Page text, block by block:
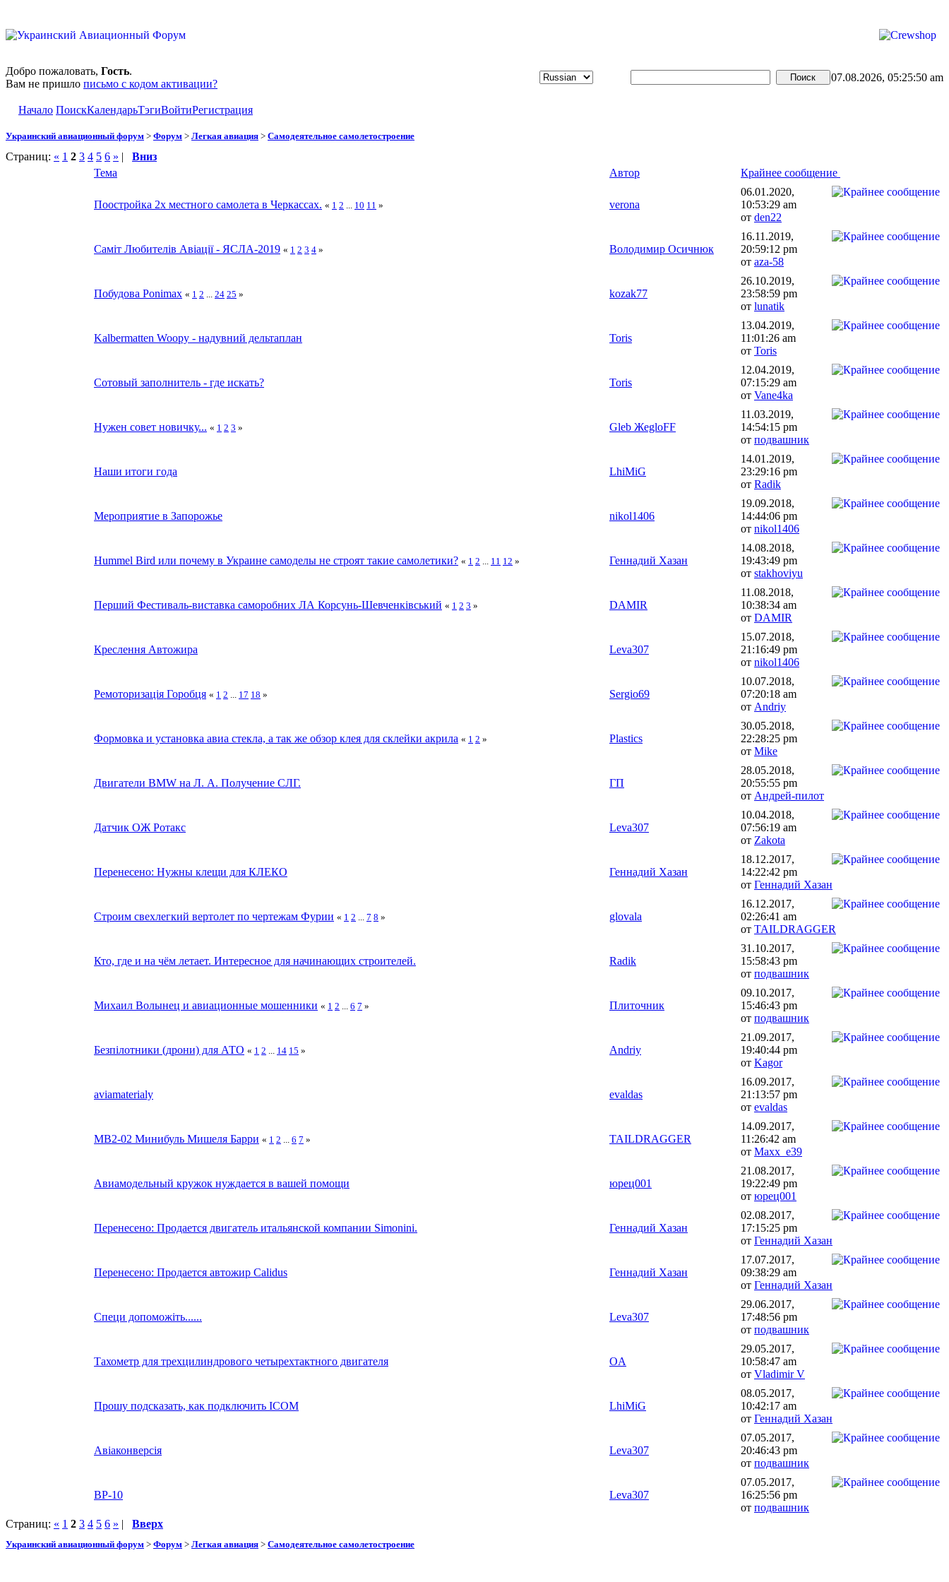
Добро пожаловать, Гость.
Вам не пришло письмо с кодом активации?
07.08.2026, 05:25:50 am
Начало ПоискКалендарьТэгиВойтиРегистрация
Украинский авиационный форум > Форум > Легкая авиация > Самодеятельное самолетостроение
Страниц: « 1 2 3 4 5 6 » | Вниз
Тема
Автор Крайнее сообщение
Поостройка 2х местного самолета в Черкассах. « 1 2 10 11 » verona
06.01.2020,
10:53:29 am
от den22
Саміт Любителів Авіації - ЯСЛА-2019 « 1 2 3 4 » Володимир Осичнюк
16.11.2019,
20:59:12 pm
от aza-58
Побудова Ponimax « 1 2 24 25 » kozak77
26.10.2019,
23:58:59 pm
от lunatik
Kalbermatten Woopy - надувний дельтаплан Toris
13.04.2019,
11:01:26 am
от Toris
Сотовый заполнитель - где искать? Toris
12.04.2019,
07:15:29 am
от Vane4ka
Нужен совет новичку... « 1 2 3 » Gleb ЖegloFF
11.03.2019,
14:54:15 pm
от подвашник
Наши итоги года LhiMiG
14.01.2019,
23:29:16 pm
от Radik
Мероприятие в Запорожье nikol1406
19.09.2018,
14:44:06 pm
от nikol1406
Hummel Bird или почему в Украине самоделы не строят такие самолетики? « 1 2 11 12 » Геннадий Хазан
14.08.2018,
19:43:49 pm
от stakhoviyu
Перший Фестиваль-виставка саморобних ЛА Корсунь-Шевченківський « 1 2 3 » DAMIR
11.08.2018,
10:38:34 am
от DAMIR
Креслення Автожира Leva307
15.07.2018,
21:16:49 pm
от nikol1406
Ремоторизація Горобця « 1 2 17 18 » Sergio69
10.07.2018,
07:20:18 am
от Andriy
Формовка и установка авиа стекла, а так же обзор клея для склейки акрила « 1 2 » Plastics
30.05.2018,
22:28:25 pm
от Mike
Двигатели BMW на Л. А. Получение СЛГ. ГП
28.05.2018,
20:55:55 pm
от Андрей-пилот
Датчик ОЖ Ротакс Leva307
10.04.2018,
07:56:19 am
от Zakota
Перенесено: Нужны клещи для КЛЕКО Геннадий Хазан
18.12.2017,
14:22:42 pm
от Геннадий Хазан
Строим свехлегкий вертолет по чертежам Фурии « 1 2 7 8 » glovala
16.12.2017,
02:26:41 am
от TAILDRAGGER
Кто, где и на чём летает. Интересное для начинающих строителей. Radik
31.10.2017,
15:58:43 pm
от подвашник
Михаил Волынец и авиационные мошенники « 1 2 6 7 » Плиточник
09.10.2017,
15:46:43 pm
от подвашник
Безпілотники (дрони) для АТО « 1 2 14 15 » Andriy
21.09.2017,
19:40:44 pm
от Kagor
aviamaterialy evaldas
16.09.2017,
21:13:57 pm
от evaldas
MB2-02 Минибуль Мишеля Барри « 1 2 6 7 » TAILDRAGGER
14.09.2017,
11:26:42 am
от Maxx_e39
Авиамодельный кружок нуждается в вашей помощи юрец001
21.08.2017,
19:22:49 pm
от юрец001
Перенесено: Продается двигатель итальянской компании Simonini. Геннадий Хазан
02.08.2017,
17:15:25 pm
от Геннадий Хазан
Перенесено: Продается автожир Calidus Геннадий Хазан
17.07.2017,
09:38:29 am
от Геннадий Хазан
Специ допоможіть...... Leva307
29.06.2017,
17:48:56 pm
от подвашник
Тахометр для трехцилиндрового четырехтактного двигателя OA
29.05.2017,
10:58:47 am
от Vladimir V
Прошу подсказать, как подключить ICOM LhiMiG
08.05.2017,
10:42:17 am
от Геннадий Хазан
Авіаконверсія Leva307
07.05.2017,
20:46:43 pm
от подвашник
ВР-10 Leva307
07.05.2017,
16:25:56 pm
от подвашник
Страниц: « 1 2 3 4 5 6 » | Вверх
Украинский авиационный форум > Форум > Легкая авиация > Самодеятельное самолетостроение